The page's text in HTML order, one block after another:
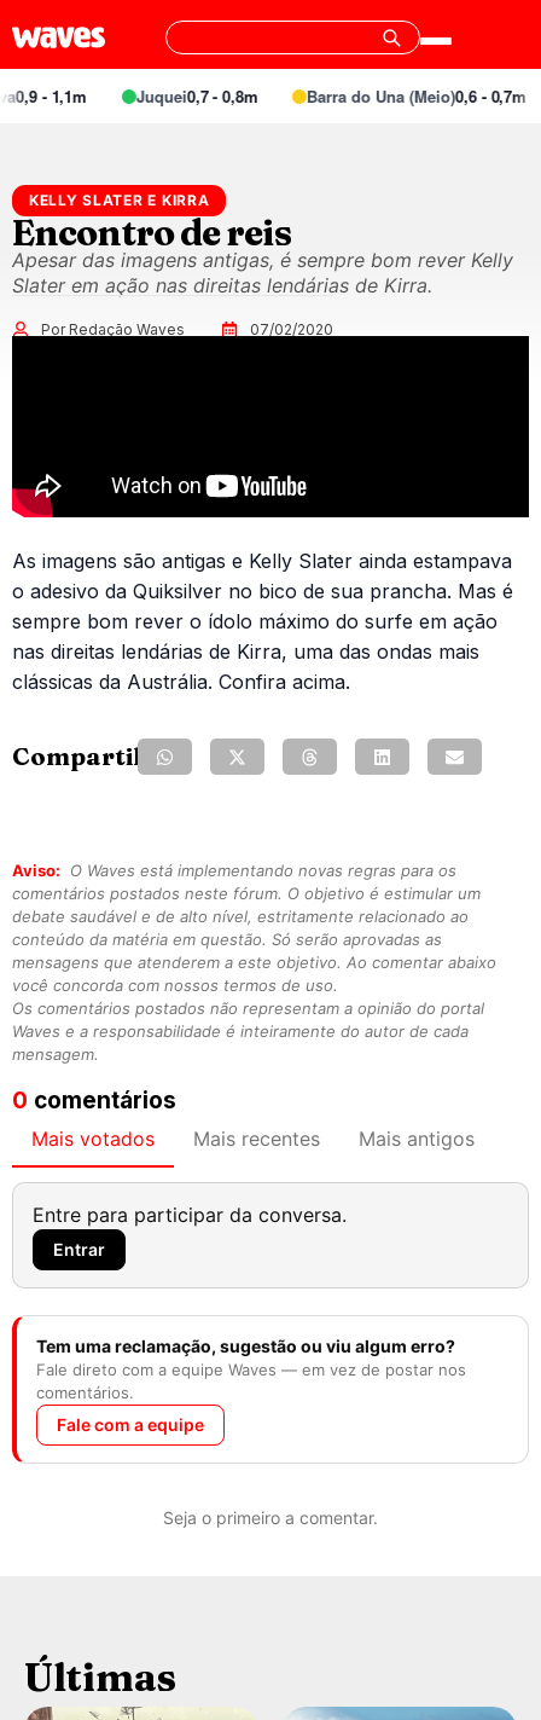
0,9 - 1,1m Juquei0,7 - 0,8m Barra do Una (Meio)0,6 - 0,7m
KELLY SLATER E KIRRA
Encontro de reis
Apesar das imagens antigas, é sempre bom rever Kelly
Slater em ação nas direitas lendárias de Kirra.
Por Redação Waves 07/02/2020
As imagens são antigas e Kelly Slater ainda estampava
o adesivo da Quiksilver no bico de sua prancha. Mas é
sempre bom rever o ídolo máximo do surfe em ação
nas direitas lendárias de Kirra, uma das ondas mais
clássicas da Austrália. Confira acima.
Compartilhe:
Aviso:
O Waves está implementando novas regras para os
comentários postados neste fórum. O objetivo é estimular um
debate saudável e de alto nível, estritamente relacionado ao
conteúdo da matéria em questão. Só serão aprovadas as
mensagens que atenderem a este objetivo. Ao comentar abaixo
você concorda com nossos termos de uso.
Os comentários postados não representam a opinião do portal
Waves e a responsabilidade é inteiramente do autor de cada
mensagem.
0 comentários
Mais votados Mais recentes Mais antigos
Entre para participar da conversa.
Entrar
Tem uma reclamação, sugestão ou viu algum erro?
Fale direto com a equipe Waves — em vez de postar nos
comentários.
Fale com a equipe
Seja o primeiro a comentar.
Últimas